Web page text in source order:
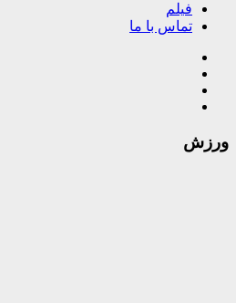
فیلم
تماس با ما
ورزش